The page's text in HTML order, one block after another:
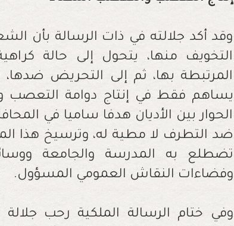
وقد أكد جلالته في ذات الرسالة بأن
التخويف منها، يتحول إلى حالة
المرتبطة بها، ثم إلى التحريض
يساهم فقط في إنتاج دوامة التعصب
الحوار بين الأديان هدفا ساميا في
ضد التطرف لا مطية له، وترسيخ هذا
تضطلع به المدرسة والجامعة
وفضاءات النقاش العمومي المسؤول.
وفي ختام الرسالة الملكية رحب